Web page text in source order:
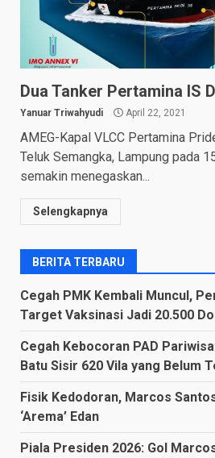
Dua Tanker Pertamina IS
Yanuar Triwahyudi April 22, 2021
AMEG-Kapal VLCC Pertamina
Teluk Semangka, Lampung pada
semakin menegaskan...
Selengkapnya
BERITA TERBARU
Cegah PMK Kembali Muncul,
Target Vaksinasi Jadi 20.500
Cegah Kebocoran PAD
Batu Sisir 620 Vila yang Belum
Fisik Kedodoran, Marcos
‘Arema’ Edan
Piala Presiden 2026: Gol